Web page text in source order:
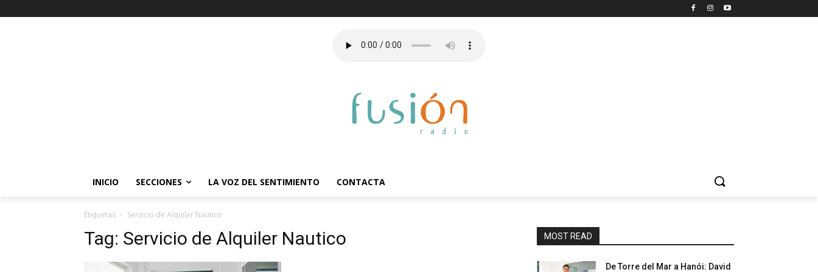
INICIO SECCIONES LA VOZ DEL SENTIMIENTO CONTACTA
Etiquetas Servicio de Alquiler Nautico
Tag: Servicio de Alquiler Nautico MOST READ
De Torre del Mar a Hanói: David